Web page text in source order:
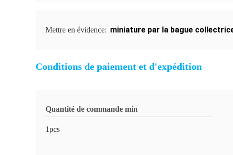
Mettre en évidence: miniature par la bague
Conditions de paiement et d'expédition
Quantité de commande min
1pcs